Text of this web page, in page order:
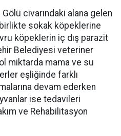
civarındaki alana gelen
sokak köpeklerine
köpeklerin iç dış parazit
Belediyesi veteriner
miktarda mama ve su
eşliğinde farklı
devam ederken
ise tedavileri
ve Rehabilitasyon